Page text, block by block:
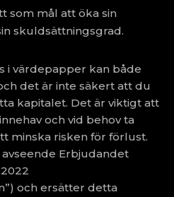
som mål att öka sin
skuldsättningsgrad.
i värdepapper kan både
det är inte säkert att du
kapitalet. Det är viktigt att
och vid behov ta
minska risken för förlust.
Erbjudandet
och ersätter detta